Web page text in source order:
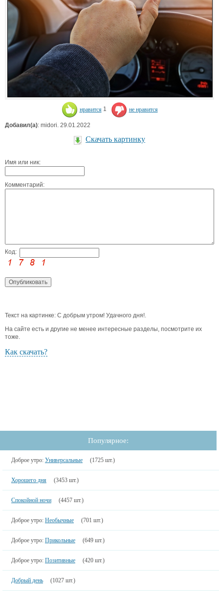
нравится 1 не нравится
Добавил(а): midori. 29.01.2022
Скачать картинку
Имя или ник:
Комментарий:
Код:
Текст на картинке: С добрым утром! Удачного дня!.
На сайте есть и другие не менее интересные разделы, посмотрите их
тоже.
Как скачать?
Популярное:
Доброе утро: Универсальные (1725 шт.)
Хорошего дня (3453 шт.)
Спокойной ночи (4457 шт.)
Доброе утро: Необычные (701 шт.)
Доброе утро: Прикольные (649 шт.)
Доброе утро: Позитивные (420 шт.)
Добрый день (1027 шт.)